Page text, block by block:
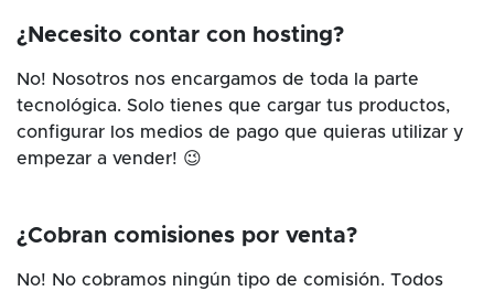
¿Necesito contar con hosting?
No! Nosotros nos encargamos de toda la parte
tecnológica. Solo tienes que cargar tus productos,
configurar los medios de pago que quieras utilizar y
empezar a vender! 😉
¿Cobran comisiones por venta?
No! No cobramos ningún tipo de comisión. Todos